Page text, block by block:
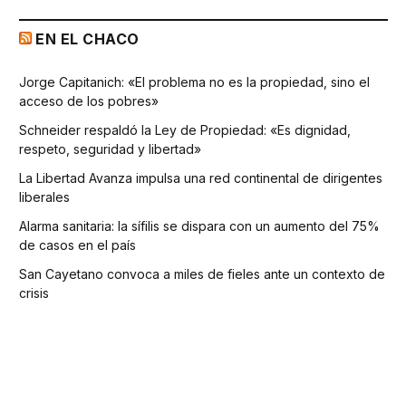
EN EL CHACO
Jorge Capitanich: «El problema no es la propiedad, sino el
acceso de los pobres»
Schneider respaldó la Ley de Propiedad: «Es dignidad,
respeto, seguridad y libertad»
La Libertad Avanza impulsa una red continental de dirigentes
liberales
Alarma sanitaria: la sífilis se dispara con un aumento del 75%
de casos en el país
San Cayetano convoca a miles de fieles ante un contexto de
crisis